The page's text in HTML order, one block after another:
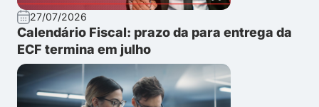
27/07/2026
Calendário Fiscal: prazo da para entrega da
ECF termina em julho